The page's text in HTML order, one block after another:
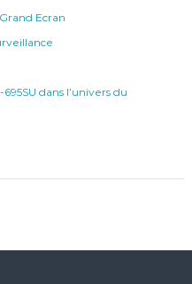
Ecran
dans l’univers du